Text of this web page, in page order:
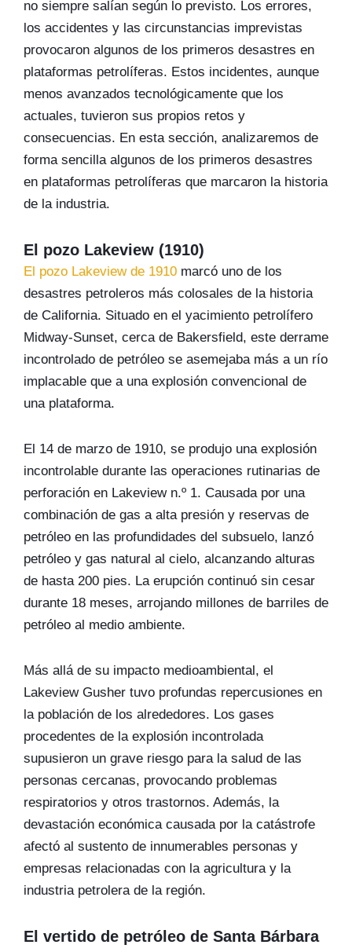
no siempre salían según lo previsto. Los errores,
los accidentes y las circunstancias imprevistas
provocaron algunos de los primeros desastres en
plataformas petrolíferas. Estos incidentes, aunque
menos avanzados tecnológicamente que los
actuales, tuvieron sus propios retos y
consecuencias. En esta sección, analizaremos de
forma sencilla algunos de los primeros desastres
en plataformas petrolíferas que marcaron la historia
de la industria.
El pozo Lakeview (1910)
El pozo Lakeview de 1910 marcó uno de los
desastres petroleros más colosales de la historia
de California. Situado en el yacimiento petrolífero
Midway-Sunset, cerca de Bakersfield, este derrame
incontrolado de petróleo se asemejaba más a un río
implacable que a una explosión convencional de
una plataforma.
El 14 de marzo de 1910, se produjo una explosión
incontrolable durante las operaciones rutinarias de
perforación en Lakeview n.º 1. Causada por una
combinación de gas a alta presión y reservas de
petróleo en las profundidades del subsuelo, lanzó
petróleo y gas natural al cielo, alcanzando alturas
de hasta 200 pies. La erupción continuó sin cesar
durante 18 meses, arrojando millones de barriles de
petróleo al medio ambiente.
Más allá de su impacto medioambiental, el
Lakeview Gusher tuvo profundas repercusiones en
la población de los alrededores. Los gases
procedentes de la explosión incontrolada
supusieron un grave riesgo para la salud de las
personas cercanas, provocando problemas
respiratorios y otros trastornos. Además, la
devastación económica causada por la catástrofe
afectó al sustento de innumerables personas y
empresas relacionadas con la agricultura y la
industria petrolera de la región.
El vertido de petróleo de Santa Bárbara